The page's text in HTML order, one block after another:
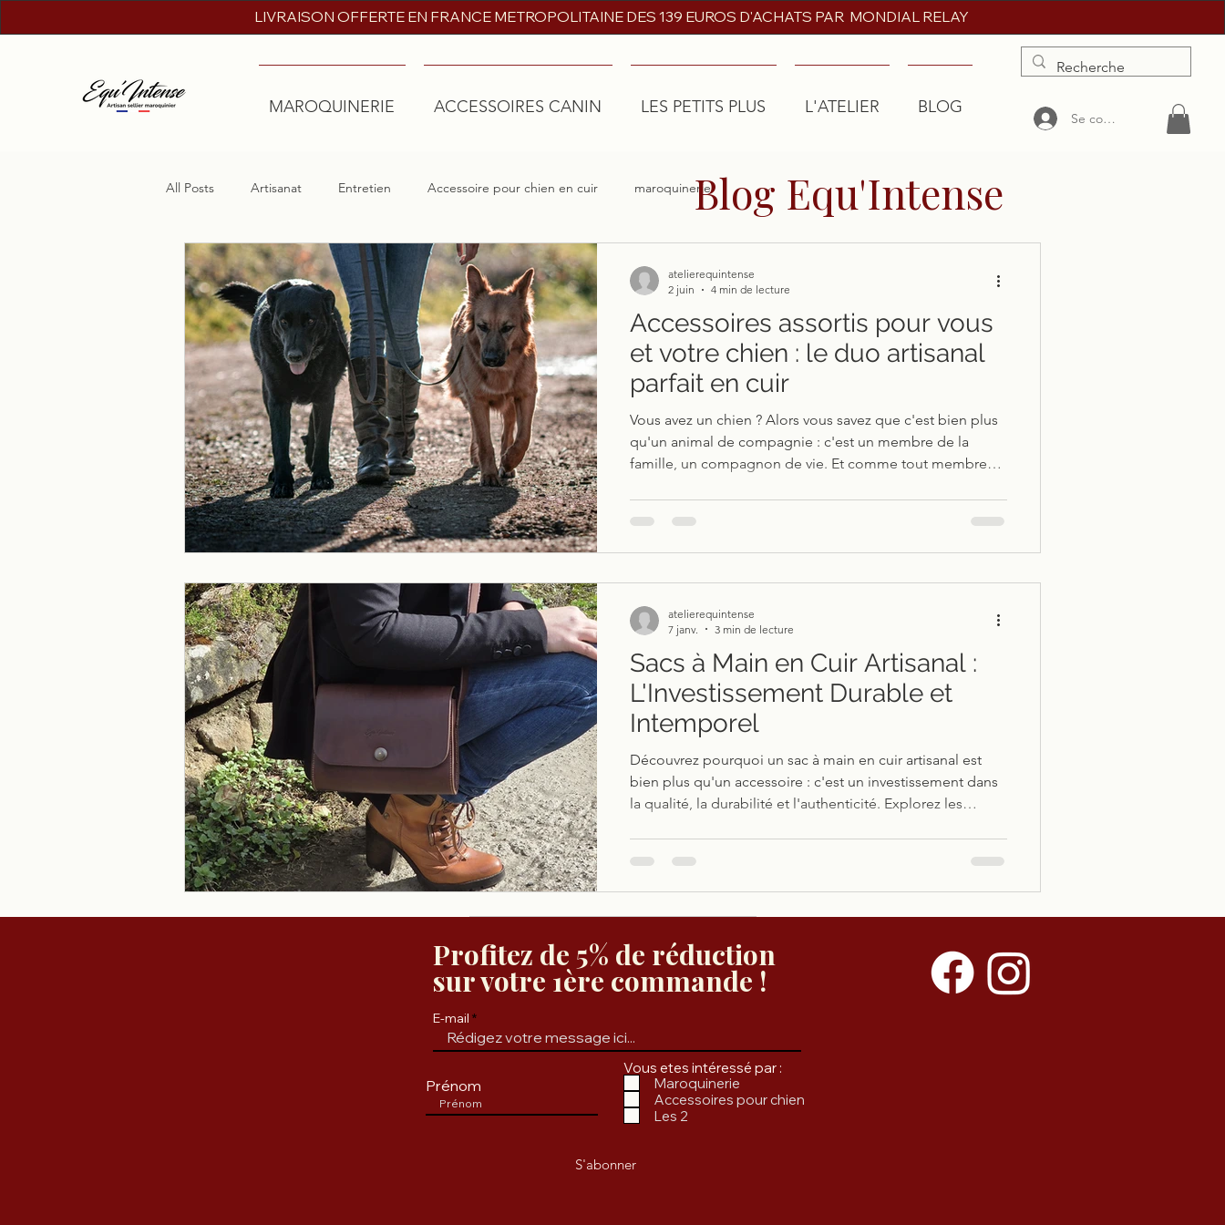
LIVRAISON OFFERTE EN FRANCE METROPOLITAINE DES 139 EUROS D'ACHATS PAR MONDIAL RELAY
MAROQUINERIE ACCESSOIRES CANIN LES PETITS PLUS L'ATELIER BLOG More
Se connecter
All Posts Artisanat Entretien Accessoire pour chien en cuir maroquinerie
Accessoires assortis pour vous
et votre chien : le duo artisanal
parfait en cuir
Vous avez un chien ? Alors vous savez que c'est bien plus
qu'un animal de compagnie : c'est un membre de la
famille, un compagnon de vie. Et comme tout membre
cuir qui vous permettent, à vous et à votre .....
atelierequintense
2 juin
4 min de lecture
Sacs à Main en Cuir Artisanal :
L'Investissement Durable et
Intemporel
Découvrez pourquoi un sac à main en cuir artisanal est
bien plus qu'un accessoire : c'est un investissement dans
la qualité, la durabilité et l'authenticité. Explorez les
atelierequintense
7 janv.
3 min de lecture
Blog Equ'Intense
Profitez de 5% de réduction
sur votre 1ère commande !
E-mail
Prénom
Vous etes intéressé par :
Maroquinerie
Accessoires pour chien
Les 2
S'abonner